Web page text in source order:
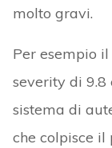
molto gravi.
Per esempio il
severity di 9.8
sistema di
che colpisce